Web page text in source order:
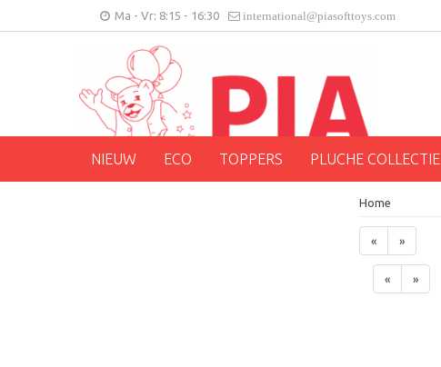
Ma - Vr: 8:15 - 16:30 international@piasofttoys.com
NIEUW ECO TOPPERS PLUCHE COLLECTIE
Home
« »
« »